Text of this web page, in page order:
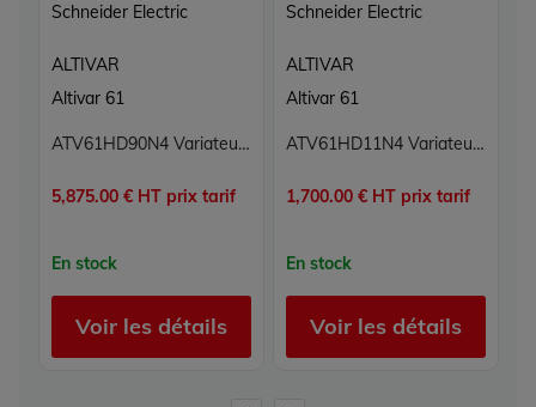
Schneider Electric
ALTIVAR
Altivar 61
ATV61HD90N4 Variateur de vitesse Altivar Schneider Electric
5,875.00 € HT prix tarif
En stock
Voir les détails
Schneider Electric
ALTIVAR
Altivar 61
ATV61HD11N4 Variateur de vitesse Altivar Schneider Electric
1,700.00 € HT prix tarif
En stock
Voir les détails